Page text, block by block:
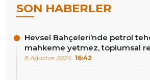
SON HABERLER
Hevsel Bahçeleri’nde petrol
mahkeme yetmez, toplumsal
8 Ağustos 2026 16:42